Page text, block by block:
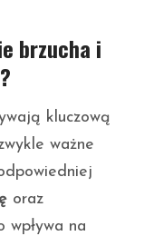
brzucha i
kluczową
ważne
oraz
wpływa na